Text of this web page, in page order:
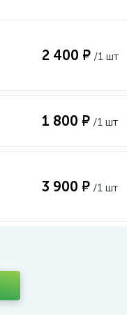
2 400 ₽ /1 шт
1 800 ₽ /1 шт
3 900 ₽ /1 шт